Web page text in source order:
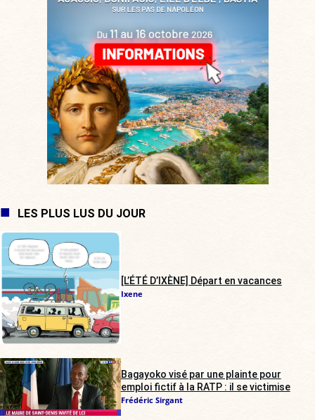
LES PLUS LUS DU JOUR
[L’ÉTÉ D’IXÈNE] Départ en vacances
Ixene
Bagayoko visé par une plainte pour
emploi fictif à la RATP : il se victimise
Frédéric Sirgant